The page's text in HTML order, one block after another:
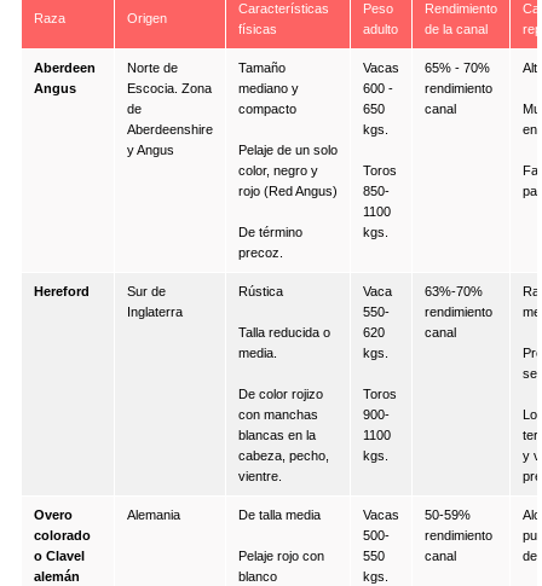
Raza Origen
Características
físicas
Peso
adulto
Rendimiento
de la canal
Aberdeen
Angus
Norte de
Escocia. Zona
de
Aberdeenshire
y Angus
Tamaño
mediano y
compacto
Pelaje de un solo
color, negro y
rojo (Red Angus)
De término
precoz.
Vacas
600 -
650
kgs.
Toros
850-
1100
kgs.
65% - 70%
rendimiento
canal
en
Hereford
Sur de
Inglaterra
Rústica
Talla reducida o
media.
De color rojizo
con manchas
blancas en la
cabeza, pecho,
vientre.
Vaca
550-
620
kgs.
Toros
900-
1100
kgs.
63%-70%
rendimiento
canal
y
Overo
colorado
o Clavel
alemán
Alemania De talla media
Pelaje rojo con
blanco
Vacas
500-
550
kgs.
50-59%
rendimiento
canal
del